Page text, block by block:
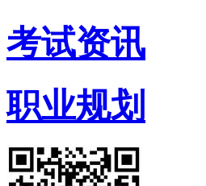
考试资讯
职业规划